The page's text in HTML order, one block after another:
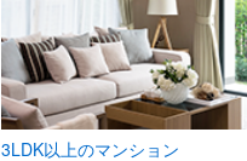
3LDK以上のマンション